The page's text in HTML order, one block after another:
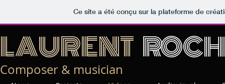
Ce site a été conçu sur la plateforme de
LAURENT
Composer & musician